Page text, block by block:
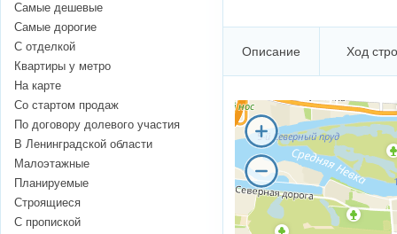
Описание Ход
Самые дешевые
Самые дорогие
С отделкой
Квартиры у метро
На карте
Со стартом продаж
По договору долевого участия
В Ленинградской области
Малоэтажные
Планируемые
Строящиеся
С пропиской